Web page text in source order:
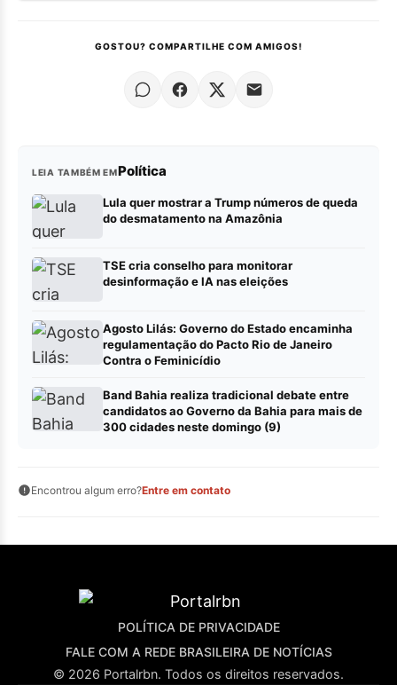
GOSTOU? COMPARTILHE COM AMIGOS!
LEIA TAMBÉM EMPolítica
Lula quer mostrar a Trump números de queda
do desmatamento na Amazônia
TSE cria conselho para monitorar
desinformação e IA nas eleições
Agosto Lilás: Governo do Estado encaminha
regulamentação do Pacto Rio de Janeiro
Contra o Feminicídio
Band Bahia realiza tradicional debate entre
candidatos ao Governo da Bahia para mais de
300 cidades neste domingo (9)
Encontrou algum erro?Entre em contato
POLÍTICA DE PRIVACIDADE
FALE COM A REDE BRASILEIRA DE NOTÍCIAS
© 2026 Portalrbn. Todos os direitos reservados.